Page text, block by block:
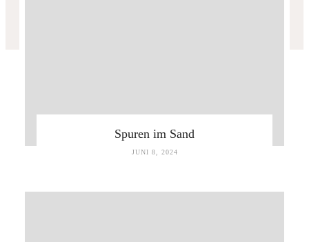
Spuren im Sand
JUNI 8, 2024